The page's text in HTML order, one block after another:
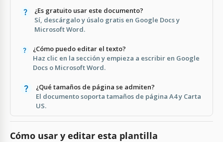
¿Es gratuito usar este documento?
Sí, descárgalo y úsalo gratis en Google Docs y
Microsoft Word.
¿Cómo puedo editar el texto?
Haz clic en la sección y empieza a escribir en Google
Docs o Microsoft Word.
¿Qué tamaños de página se admiten?
El documento soporta tamaños de página A4 y Carta
US.
Cómo usar y editar esta plantilla